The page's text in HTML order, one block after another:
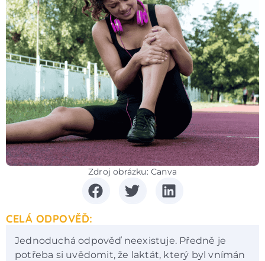
Zdroj obrázku: Canva
CELÁ ODPOVĚĎ:
Jednoduchá odpověď neexistuje. Předně je
potřeba si uvědomit, že laktát, který byl vnímán